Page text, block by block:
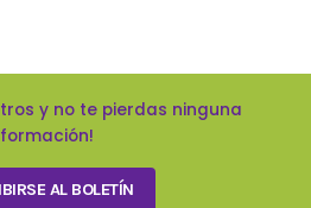
y no te pierdas ninguna
AL BOLETÍN